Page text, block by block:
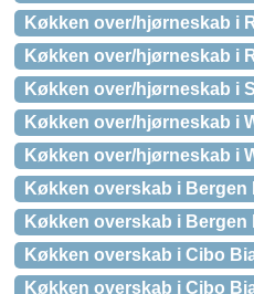
Køkken over/hjørneskab i
Køkken over/hjørneskab i
Køkken over/hjørneskab i
Køkken over/hjørneskab i
Køkken over/hjørneskab i
Køkken overskab i Bergen
Køkken overskab i Bergen
Køkken overskab i Cibo
Køkken overskab i Cibo